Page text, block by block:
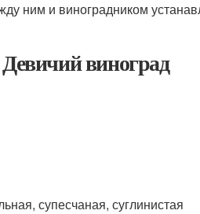
ним и виноградником
виноград
супесчаная, суглинистая